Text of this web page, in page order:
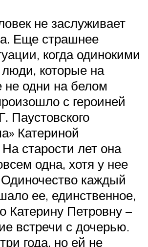
не заслуживает
Еще страшнее
когда одинокими
люди, которые на
одни на белом
с героиней
Паустовского
Катериной
старости лет она
одна, хотя у нее
каждый
ее, единственное,
Катерину Петровну –
встречи с дочерью.
года, но ей не